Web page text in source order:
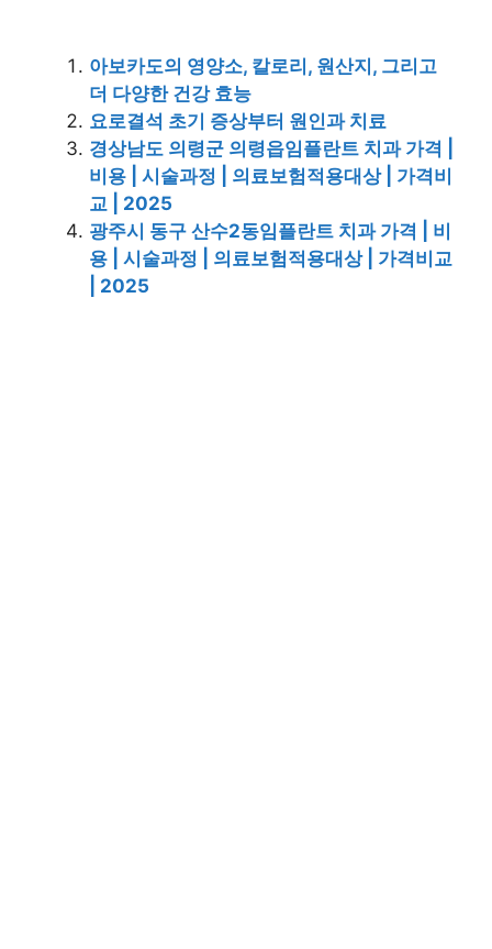
아보카도의 영양소, 칼로리, 원산지, 그리고
더 다양한 건강 효능
요로결석 초기 증상부터 원인과 치료
경상남도 의령군 의령읍임플란트 치과 가격 |
비용 | 시술과정 | 의료보험적용대상 | 가격비
교 | 2025
광주시 동구 산수2동임플란트 치과 가격 | 비
용 | 시술과정 | 의료보험적용대상 | 가격비교
| 2025